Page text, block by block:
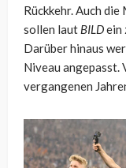
Rückkehr. Auch
sollen laut BILDein
Darüber hinaus
Niveau angepasst.
vergangenen